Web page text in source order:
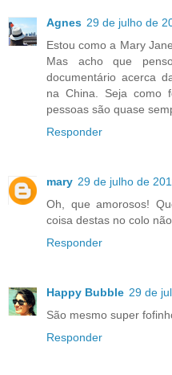
Agnes 29 de julho de
Estou como a Mary
Mas acho que
documentário acerca
na China. Seja como
pessoas são quase
Responder
mary 29 de julho de
Oh, que amorosos!
coisa destas no colo
Responder
Happy Bubble 29 de
São mesmo super
Responder